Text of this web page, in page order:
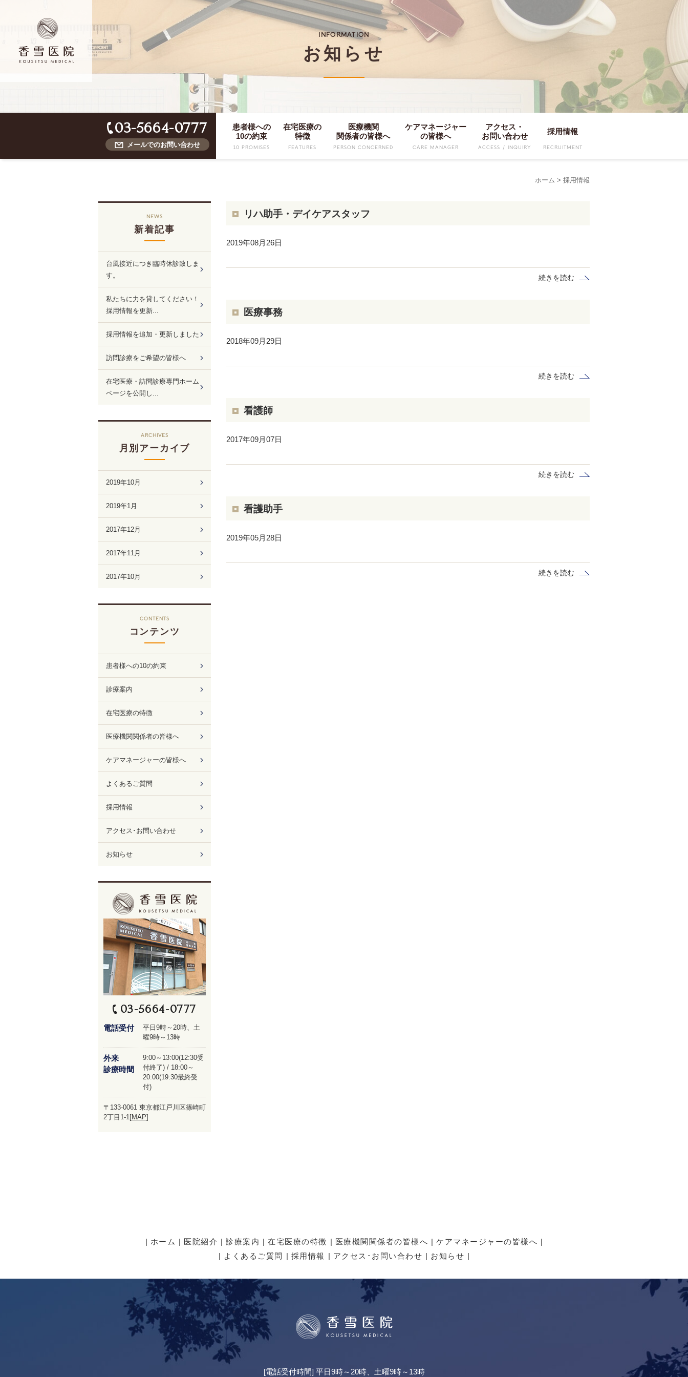
INFORMATION
お知らせ
03-5664-0777
メールでのお問い合わせ
患者様への
10の約束
10 PROMISES
在宅医療の
特徴
FEATURES
医療機関
関係者の皆様へ
PERSON CONCERNED
ケアマネージャー
の皆様へ
CARE MANAGER
アクセス・
お問い合わせ
ACCESS / INQUIRY
採用情報
RECRUITMENT
ホーム > 採用情報
リハ助手・デイケアスタッフ
2019年08月26日
続きを読む
医療事務
2018年09月29日
続きを読む
看護師
2017年09月07日
続きを読む
看護助手
2019年05月28日
続きを読む
NEWS
新着記事
台風接近につき臨時休診致しま
す。
私たちに力を貸してください！
採用情報を更新...
採用情報を追加・更新しました
訪問診療をご希望の皆様へ
在宅医療・訪問診療専門ホーム
ページを公開し...
ARCHIVES
月別アーカイブ
2019年10月
2019年1月
2017年12月
2017年11月
2017年10月
CONTENTS
コンテンツ
患者様への10の約束
診療案内
在宅医療の特徴
医療機関関係者の皆様へ
ケアマネージャーの皆様へ
よくあるご質問
採用情報
アクセス･お問い合わせ
お知らせ
03-5664-0777
電話受付
平日9時～20時、土
曜9時～13時
外来
診療時間
9:00～13:00(12:30受
付終了) / 18:00～
20:00(19:30最終受
付)
〒133-0061 東京都江戸川区篠崎町
2丁目1-1[MAP]
ホーム 医院紹介 診療案内 在宅医療の特徴 医療機関関係者の皆様へ
ケアマネージャーの皆様へ
よくあるご質問
採用情報 アクセス･お問い合わせ お知らせ
[電話受付時間] 平日9時～20時、土曜9時～13時